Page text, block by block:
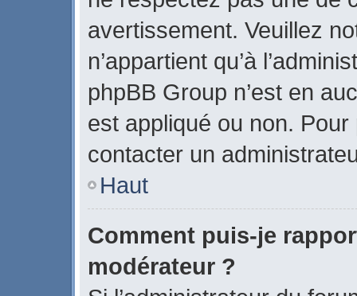
avertissement. Veuillez
n’appartient qu’à
phpBB Group n’est en
est appliqué ou non. Pour
contacter un
Haut
Comment puis-je
modérateur ?